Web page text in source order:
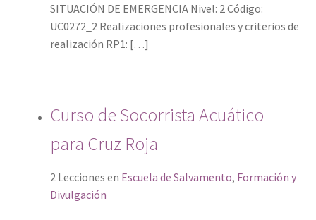
SITUACIÓN DE EMERGENCIA Nivel: 2 Código:
UC0272_2 Realizaciones profesionales y criterios de
realización RP1: […]
Curso de Socorrista Acuático
para Cruz Roja
2 Lecciones en Escuela de Salvamento, Formación y
Divulgación